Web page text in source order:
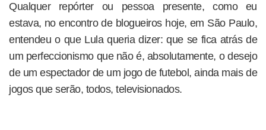
Qualquer repórter ou pessoa presente, como eu
estava, no encontro de blogueiros hoje, em São Paulo,
entendeu o que Lula queria dizer: que se fica atrás de
um perfeccionismo que não é, absolutamente, o desejo
de um espectador de um jogo de futebol, ainda mais de
jogos que serão, todos, televisionados.